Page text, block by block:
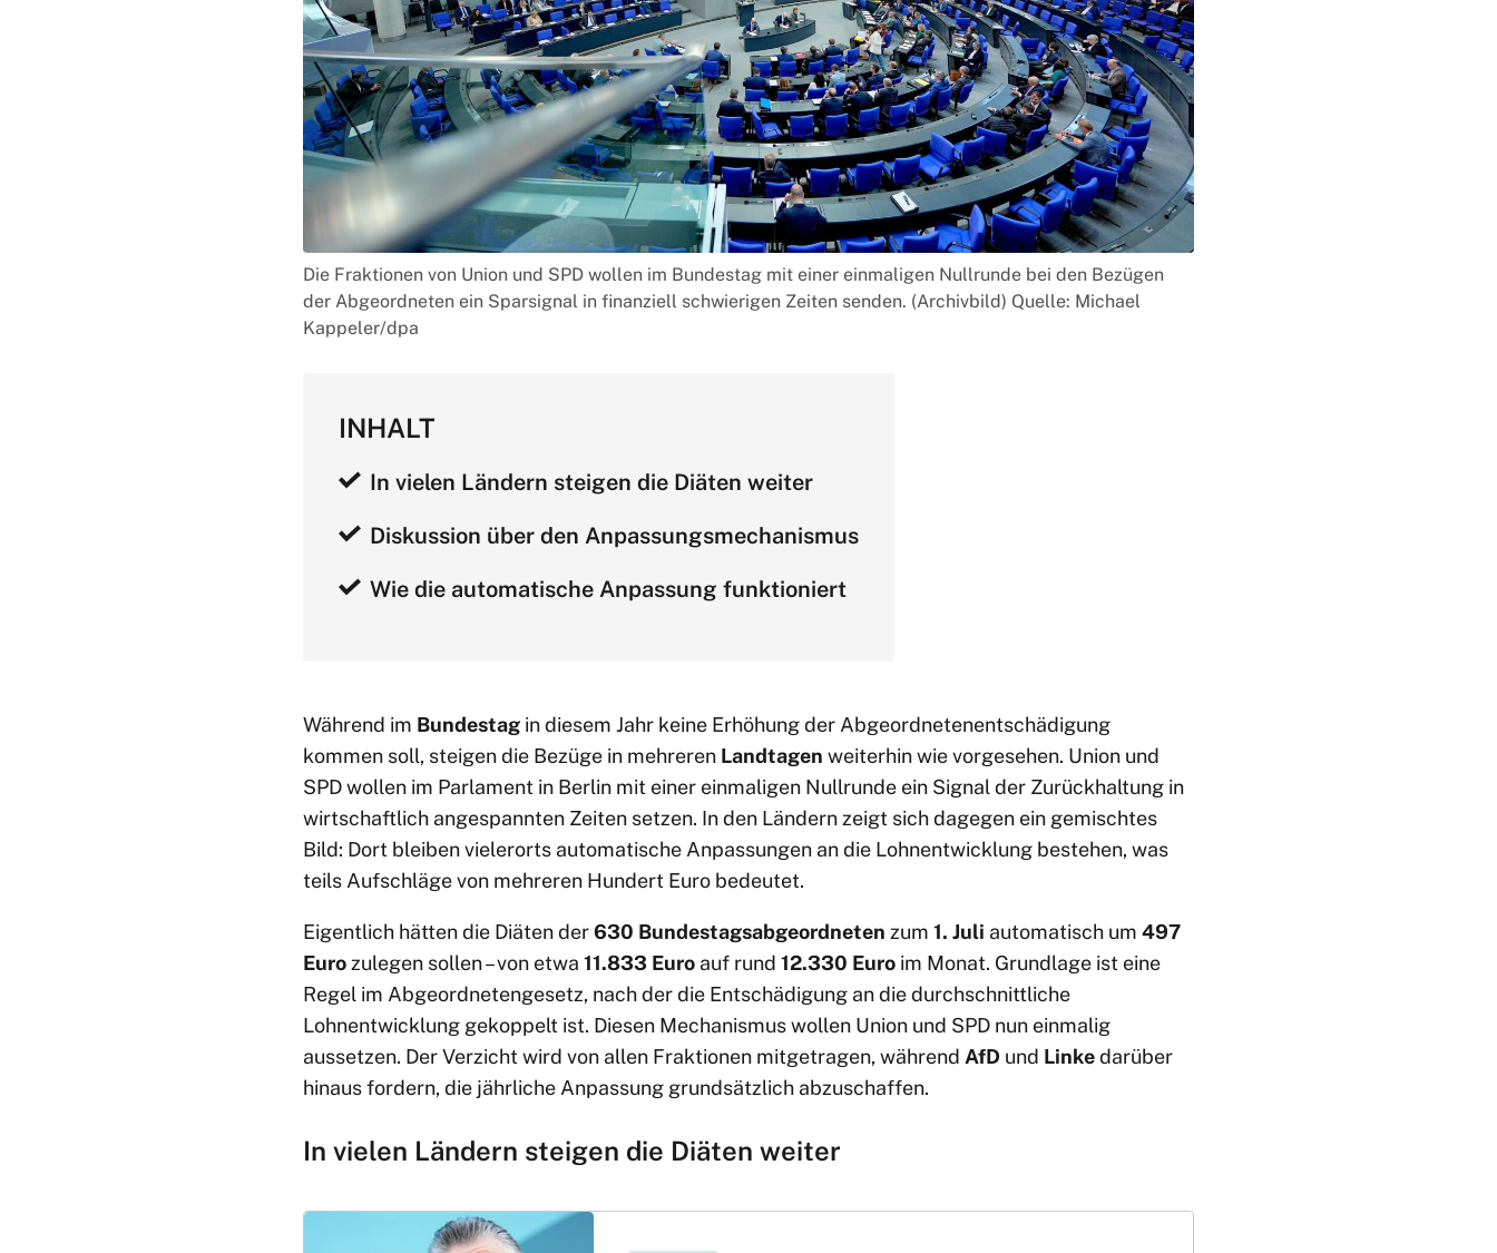
Die Fraktionen von Union und SPD wollen im Bundestag mit einer einmaligen Nullrunde bei den Bezügen
der Abgeordneten ein Sparsignal in finanziell schwierigen Zeiten senden. (Archivbild) Quelle: Michael
Kappeler/dpa
INHALT
In vielen Ländern steigen die Diäten weiter
Diskussion über den Anpassungsmechanismus
Wie die automatische Anpassung funktioniert
Während im Bundestag in diesem Jahr keine Erhöhung der Abgeordnetenentschädigung
kommen soll, steigen die Bezüge in mehreren Landtagen weiterhin wie vorgesehen. Union und
SPD wollen im Parlament in Berlin mit einer einmaligen Nullrunde ein Signal der Zurückhaltung in
wirtschaftlich angespannten Zeiten setzen. In den Ländern zeigt sich dagegen ein gemischtes
Bild: Dort bleiben vielerorts automatische Anpassungen an die Lohnentwicklung bestehen, was
teils Aufschläge von mehreren Hundert Euro bedeutet.
Eigentlich hätten die Diäten der630 Bundestagsabgeordneten zum 1. Juli automatisch um 497
Eurozulegen sollen – von etwa 11.833 Euro auf rund 12.330 Euro im Monat. Grundlage ist eine
Regel im Abgeordnetengesetz, nach der die Entschädigung an die durchschnittliche
Lohnentwicklung gekoppelt ist. Diesen Mechanismus wollen Union und SPD nun einmalig
aussetzen. Der Verzicht wird von allen Fraktionen mitgetragen, während AfD und Linkedarüber
hinaus fordern, die jährliche Anpassung grundsätzlich abzuschaffen.
In vielen Ländern steigen die Diäten weiter